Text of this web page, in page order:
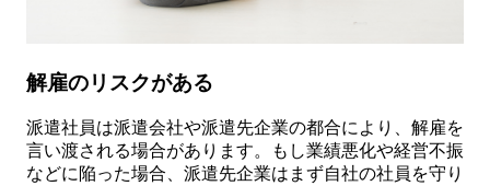
解雇のリスクがある
派遣社員は派遣会社や派遣先企業の都合により、解雇を
言い渡される場合があります。もし業績悪化や経営不振
などに陥った場合、派遣先企業はまず自社の社員を守り